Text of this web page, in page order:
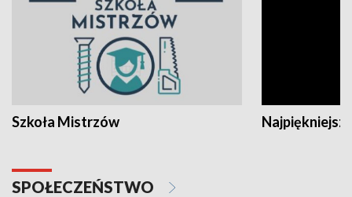
Szkoła Mistrzów
SPOŁECZEŃSTWO